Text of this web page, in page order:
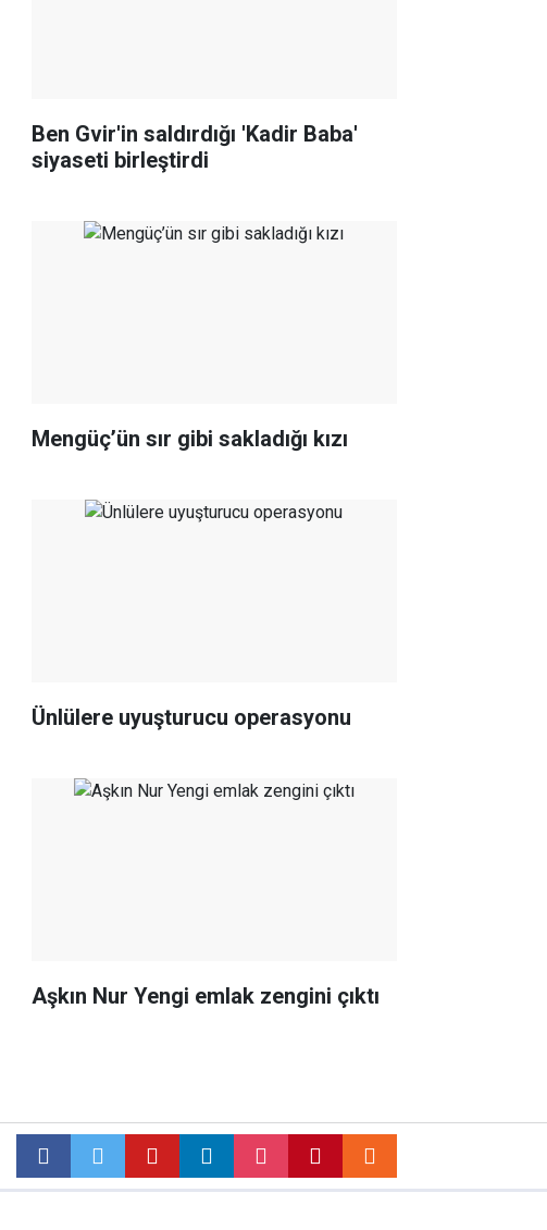
Ben Gvir'in saldırdığı 'Kadir Baba'
siyaseti birleştirdi
Mengüç’ün sır gibi sakladığı kızı
Ünlülere uyuşturucu operasyonu
Aşkın Nur Yengi emlak zengini çıktı